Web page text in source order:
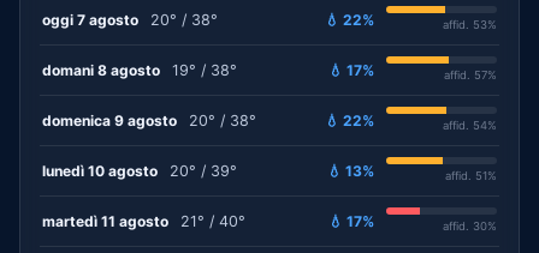
oggi 7 agosto 20° / 38° 💧 22% affid. 53%
domani 8 agosto 19° / 38° 💧 17% affid. 57%
domenica 9 agosto 20° / 38° 💧 22% affid. 54%
lunedì 10 agosto 20° / 39° 💧 13% affid. 51%
martedì 11 agosto 21° / 40° 💧 17% affid. 30%